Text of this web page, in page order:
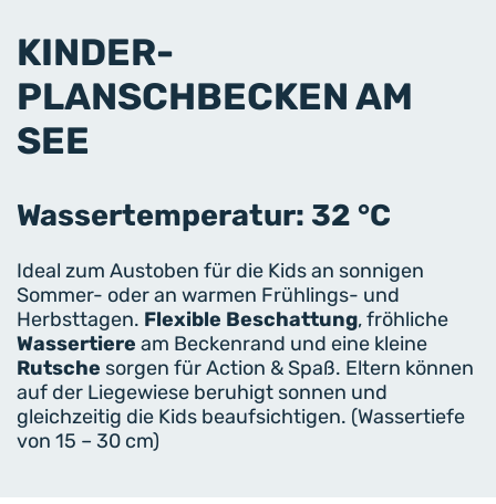
KINDER-
PLANSCHBECKEN AM
SEE
Wassertemperatur: 32 °C
Ideal zum Austoben für die Kids an sonnigen
Sommer- oder an warmen Frühlings- und
Herbsttagen. Flexible Beschattung, fröhliche
Wassertiere am Beckenrand und eine kleine
Rutsche sorgen für Action & Spaß. Eltern können
auf der Liegewiese beruhigt sonnen und
gleichzeitig die Kids beaufsichtigen. (Wassertiefe
von 15 – 30 cm)